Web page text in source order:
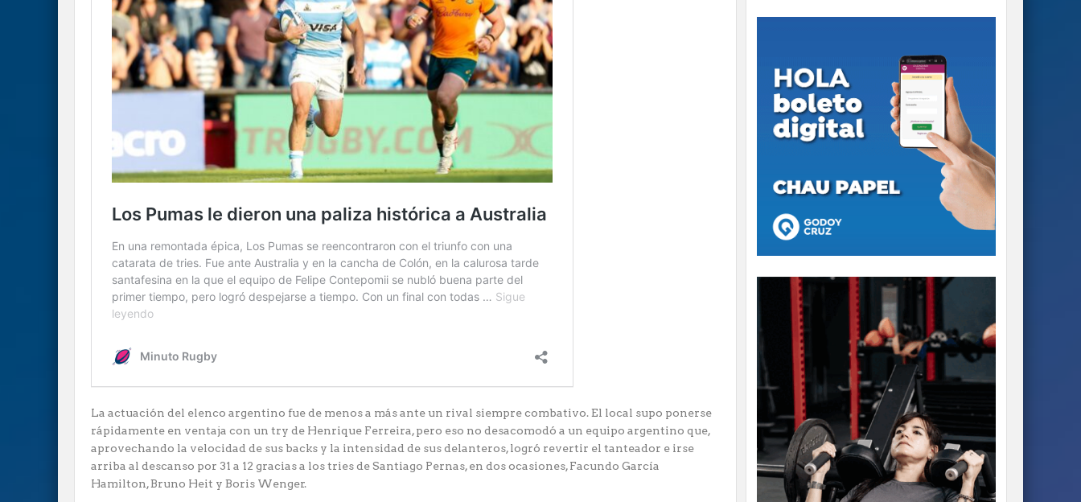
La actuación del elenco argentino fue de menos a más ante un rival siempre combativo. El local supo ponerse
rápidamente en ventaja con un try de Henrique Ferreira, pero eso no desacomodó a un equipo argentino que,
aprovechando la velocidad de sus backs y la intensidad de sus delanteros, logró revertir el tanteador e irse
arriba al descanso por 31 a 12 gracias a los tries de Santiago Pernas, en dos ocasiones, Facundo García
Hamilton, Bruno Heit y Boris Wenger.